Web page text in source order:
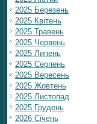
2025 Березень
2025 Квітень
2025 Травень
2025 Червень
2025 Липень
2025 Серпень
2025 Вересень
2025 Жовтень
2025 Листопад
2025 Грудень
2026 Січень